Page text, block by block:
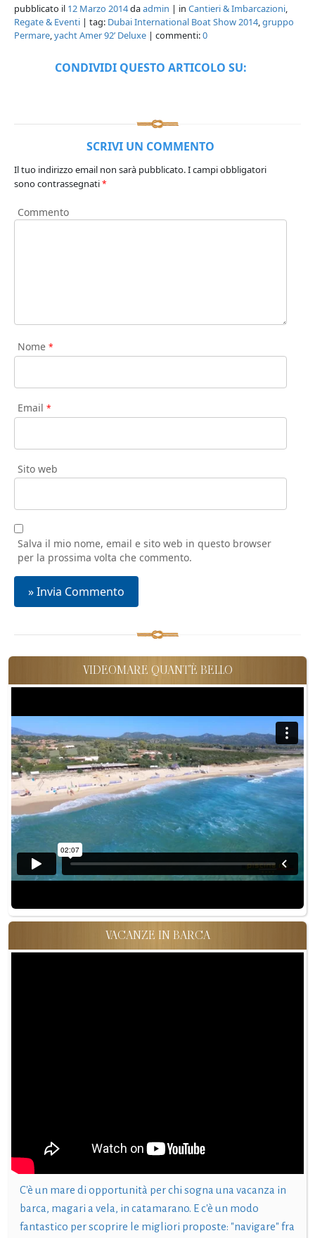
pubblicato il 12 Marzo 2014daadmin | in Cantieri & Imbarcazioni,
Regate & Eventi | tag: Dubai International Boat Show 2014,gruppo
Permare,yacht Amer 92’ Deluxe | commenti:0
CONDIVIDI QUESTO ARTICOLO SU:
SCRIVI UN COMMENTO
Il tuo indirizzo email non sarà pubblicato.I campi obbligatori
sono contrassegnati*
Commento
Nome *
Email *
Sito web
Salva il mio nome, email e sito web in questo browser
per la prossima volta che commento.
VIDEOMARE QUANT'È BELLO
VACANZE IN BARCA
C'è un mare di opportunità per chi sogna una vacanza in
barca, magari a vela, in catamarano. E c'è un modo
fantastico per scoprire le migliori proposte: "navigare" fra